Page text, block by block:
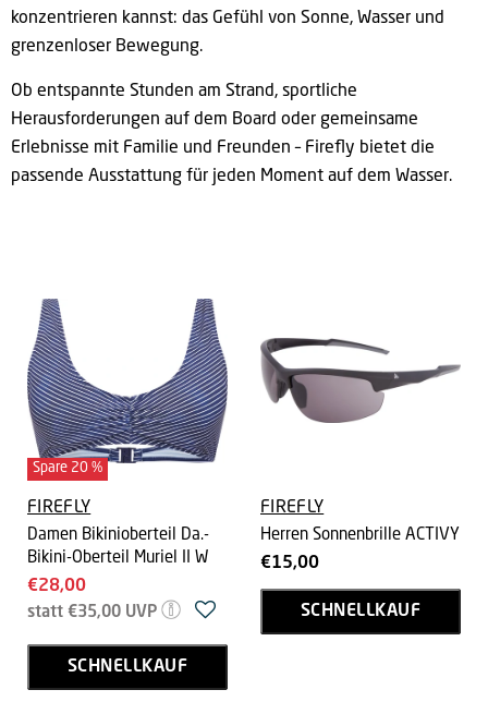
konzentrieren kannst: das Gefühl von Sonne, Wasser und
grenzenloser Bewegung.
Ob entspannte Stunden am Strand, sportliche
Herausforderungen auf dem Board oder gemeinsame
Erlebnisse mit Familie und Freunden – Firefly bietet die
passende Ausstattung für jeden Moment auf dem Wasser.
Spare 20 %
FIREFLY
Damen Bikinioberteil Da.-
Bikini-Oberteil Muriel II W
Aktueller
Preis
€28,00
Ursprünglicher
statt €35,00 UVP
SCHNELLKAUF
FIREFLY
Herren Sonnenbrille ACTIVY
€15,00
SCHNELLKAUF